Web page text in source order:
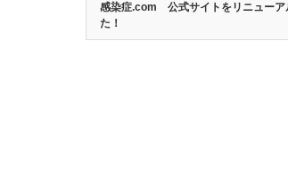
感染症.com 公式サイトをリニューア
た！